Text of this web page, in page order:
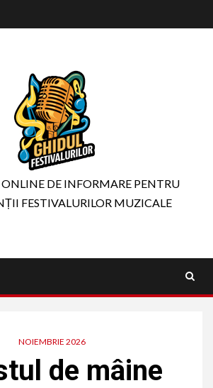
DE INFORMARE PENTRU
FESTIVALURILOR MUZICALE
NOIEMBRIE 2026
de mâine